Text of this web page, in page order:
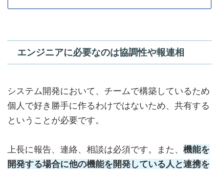
エンジニアに必要なのは協調性や報連相
システム開発において、チームで構築しているため
個人で好き勝手に作るわけではないため、共有する
ということが必要です。
上長に報告、連絡、相談は必須です。また、 機能を
開発する場合に他の機能を開発している人と連携を